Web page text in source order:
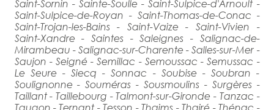
Saint-Sornin - Sainte-Soulle - Saint-Sulpice-d'Arnoult -
Saint-Sulpice-de-Royan - Saint-Thomas-de-Conac -
Saint-Trojan-les-Bains - Saint-Vaize - Saint-Vivien -
Saint-Xandre - Saintes - Saleignes - Salignac-de-
Mirambeau - Salignac-sur-Charente - Salles-sur-Mer -
Saujon - Seigné - Semillac - Semoussac - Semussac -
Le Seure - Siecq - Sonnac - Soubise - Soubran -
Soulignonne - Souméras - Sousmoulins - Surgères -
Taillant - Taillebourg - Talmont-sur-Gironde - Tanzac -
Taugon - Ternant - Tesson - Thaims - Thairé - Thénac -